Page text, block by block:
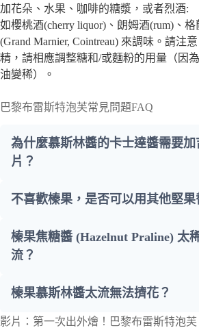
加花朵、水果、咖啡的糖漿，或者烈酒:
如櫻桃酒(cherry liquor)、朗姆酒(rum)、
(Grand Marnier, Cointreau) 來調味。請注
精，請相應調整糖和/或麵粉的用量（因
油變稀）。
巴黎布雷斯特泡芙常見問題FAQ
為什麼慕斯林醬的卡士達醬需要加
片？
不喜歡榛果，是否可以用其他堅果
榛果焦糖醬 (Hazelnut Praline) 太
流？
榛果慕斯林醬太流無法擠花？
影片：第一次出外燴！巴黎布雷斯特泡芙